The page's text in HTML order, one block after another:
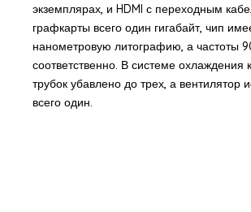
экземплярах, и HDMI с переходным
графкарты всего один гигабайт, чип
нанометровую литографию, а частоты
соответственно. В системе охлаждения
трубок убавлено до трех, а вентилятор
всего один.